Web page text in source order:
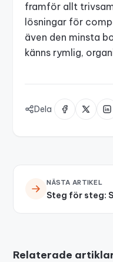
framför allt
lösningar för
även den minsta
känns rymlig,
Dela
NÄSTA ARTIKEL
Steg för steg:
Relaterade